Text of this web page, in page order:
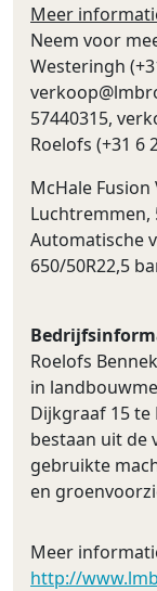
Meer
Neem voor
Westeringh
57440315,
Roelofs (+31 6
McHale
Luchtremmen,
Automatische
650/50R22,5
Roelofs
in
Dijkgraaf 15 te
bestaan uit de
gebruikte
en
Meer
http://